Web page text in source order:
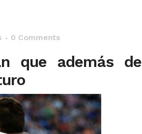
0 Comments
que además de